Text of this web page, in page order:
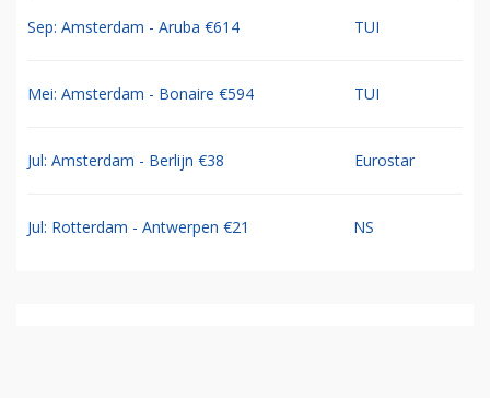
Sep: Amsterdam - Aruba €614 TUI
Mei: Amsterdam - Bonaire €594 TUI
Jul: Amsterdam - Berlijn €38 Eurostar
Jul: Rotterdam - Antwerpen €21 NS